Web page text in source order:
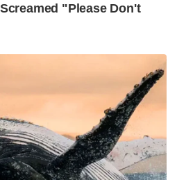
"Please Don't